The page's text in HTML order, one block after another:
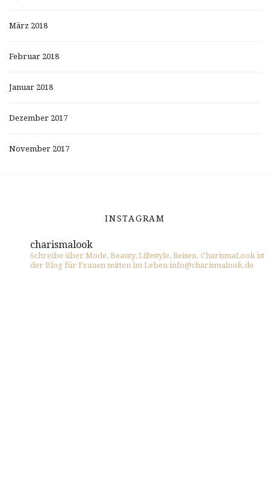
März 2018
Februar 2018
Januar 2018
Dezember 2017
November 2017
INSTAGRAM
charismalook
Schreibe über Mode, Beauty, Lifestyle, Reisen. CharismaLook ist
der Blog für Frauen mitten im Leben info@charismalook.de